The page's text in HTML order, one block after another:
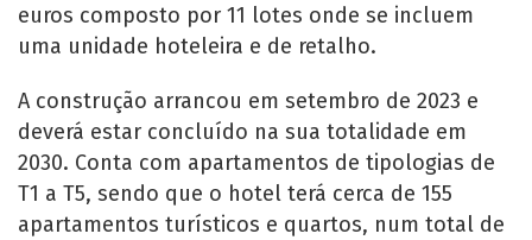
euros composto por 11 lotes onde se incluem
uma unidade hoteleira e de retalho.
A construção arrancou em setembro de 2023 e
deverá estar concluído na sua totalidade em
2030. Conta com apartamentos de tipologias de
T1 a T5, sendo que o hotel terá cerca de 155
apartamentos turísticos e quartos, num total de